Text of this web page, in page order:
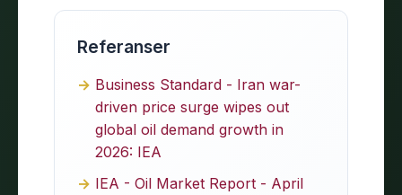
Referanser
Business Standard - Iran war-
driven price surge wipes out
global oil demand growth in
2026: IEA
IEA - Oil Market Report - April